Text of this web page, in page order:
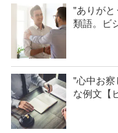
"ありが
類語。ビ
"心中お
な例文【